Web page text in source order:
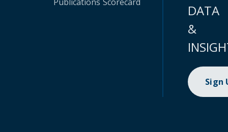
DATA
&
Sign